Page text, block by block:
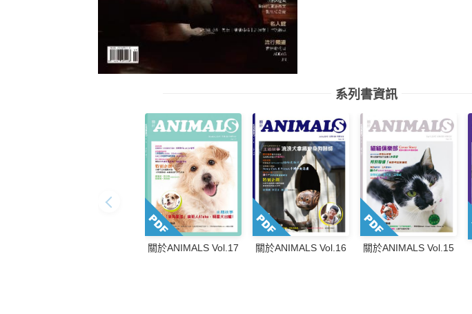
系列書資訊
關於ANIMALS Vol.17 關於ANIMALS Vol.16 關於ANIMALS Vol.15